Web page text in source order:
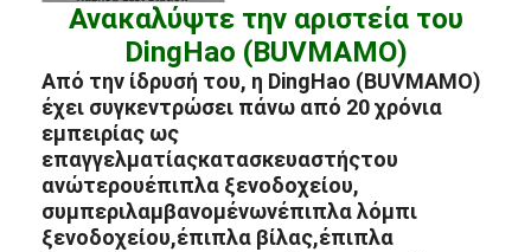
Ανακαλύψτε την αριστεία του
DingHao (BUVMAMO)
Από την ίδρυσή του, η DingHao (BUVMAMO)
έχει συγκεντρώσει πάνω από 20 χρόνια
εμπειρίας ως
επαγγελματίαςκατασκευαστήςτου
ανώτερουέπιπλα ξενοδοχείου,
συμπεριλαμβανομένωνέπιπλα λόμπι
ξενοδοχείου,έπιπλα βίλας,έπιπλα